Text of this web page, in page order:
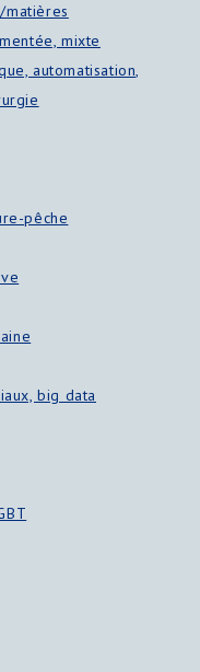
mixte
automatisation,
pêche
big data